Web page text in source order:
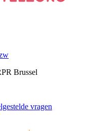
Brussel
vragen